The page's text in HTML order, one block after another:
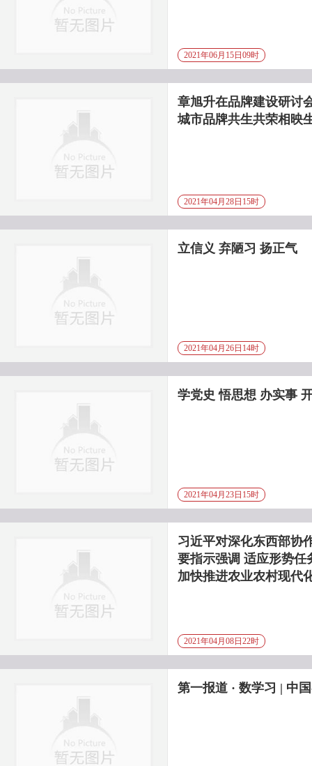
2021年06月15日09时
章旭升在品牌建设研讨
城市品牌共生共荣相映
2021年04月28日15时
立信义 弃陋习 扬正气
2021年04月26日14时
学党史 悟思想 办实事
2021年04月23日15时
习近平对深化东西部协
要指示强调 适应形势任
加快推进农业农村现代
2021年04月08日22时
第一报道 · 数学习 | 中